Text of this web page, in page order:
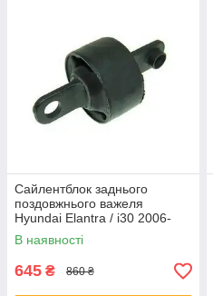
Сайлентблок заднього
поздовжнього важеля
Hyundai Elantra / i30 2006-
В наявності
645 ₴ 860 ₴